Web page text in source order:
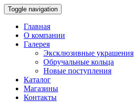
Toggle navigation
Главная
О компании
Галерея
Эксклюзивные украшения
Обручальные кольца
Новые поступления
Каталог
Магазины
Контакты